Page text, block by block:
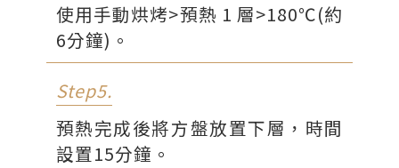
使用手動烘烤>預熱 1 層>180℃(約
6分鐘)。
Step5.
預熱完成後將方盤放置下層，時間
設置15分鐘。